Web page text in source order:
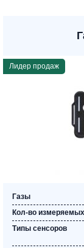
Лидер продаж
Газы
Кол-во
Типы сенсоров